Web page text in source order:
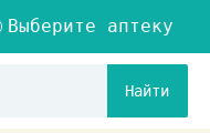
Найти